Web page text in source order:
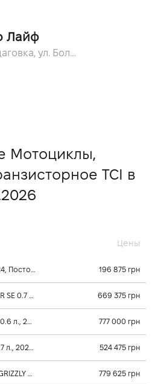
Лайф
с. Софиевская Борщаговка, ул. Большая Кольцевая, 58
Мотоциклы,
TCI в
Цены
Yamaha FZ25 FZ25 0.2 л., 2024, Постоянного зацепления 196 875 грн
Yamaha YFM700R SE YFM700R SE 0.7 л., 2026, Механика 669 375 грн
Yamaha YZF-R6 Race YZF-R6 0.6 л., 2025, Постоянного зацепления 777 000 грн
Yamaha Tracer 7 Tracer 700 0.7 л., 2025, Постоянного зацепления 524 475 грн
Yamaha GRIZZLY 700 EPS SE GRIZZLY 700 EPS SE 0.7 л., 2026, Клиноременный вариатор Ultramatic 779 625 грн